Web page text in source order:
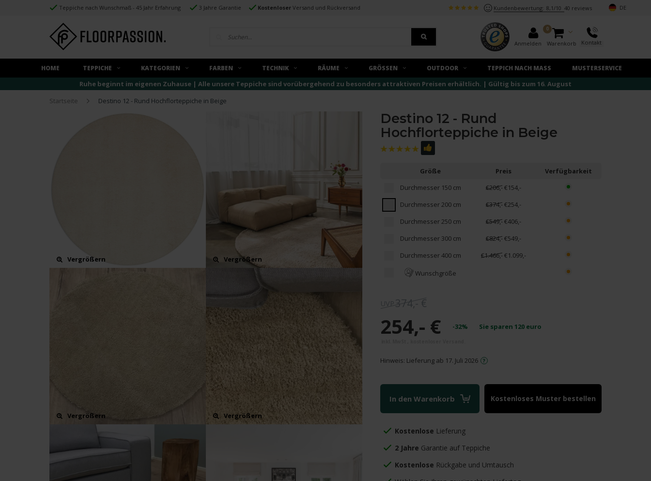
Teppiche nach Wunschmaß - 45 Jahr Erfahrung 3 Jahre Garantie Kostenloser Versand und Rückversand Kundenbewertung: 8,1/10 40 reviews DE
Anmelden
0
Warenkorb Kontakt
HOME TEPPICHE KATEGORIEN FARBEN TECHNIK RÄUME GRÖSSEN OUTDOOR TEPPICH NACH MASS MUSTERSERVICE
Ruhe beginnt im eigenen Zuhause | Alle unsere Teppiche sind vorübergehend zu besonders attraktiven Preisen erhältlich. | Gültig bis zum 16. August
Startseite
Destino 12 - Rund Hochflorteppiche in Beige
Vergrößern Vergrößern
Vergrößern Vergrößern
Destino 12 - Rund
Hochflorteppiche in Beige
Größe Preis
Verfügbarkeit
Durchmesser 150 cm
€206,-€154,-
Durchmesser 200 cm
€374,-€254,-
Durchmesser 250 cm
€549,-€406,-
Durchmesser 300 cm
€824,-€549,-
Durchmesser 400 cm
€1.466,-€1.099,-
Wunschgröße
374,- €
254,- € -32% Sie sparen 120euro
Hinweis: Lieferung ab 17. Juli 2026
In den Warenkorb Kostenloses Muster bestellen
Kostenlose Lieferung
2 Jahre Garantie auf Teppiche
Kostenlose Rückgabe und Umtausch